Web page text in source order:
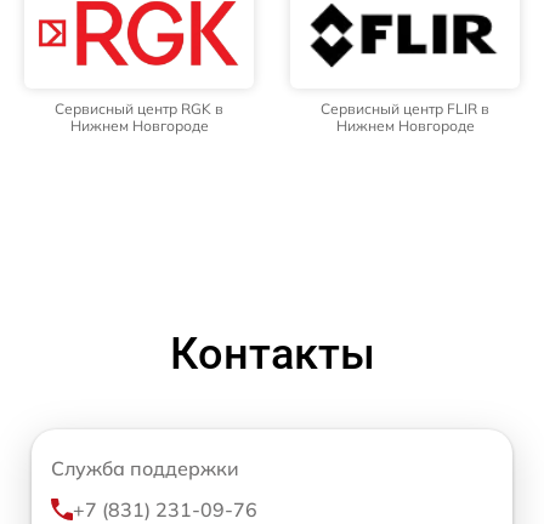
Сервисный центр RGK в
Нижнем Новгороде
Сервисный центр FLIR в
Нижнем Новгороде
Контакты
Служба поддержки
+7 (831) 231-09-76